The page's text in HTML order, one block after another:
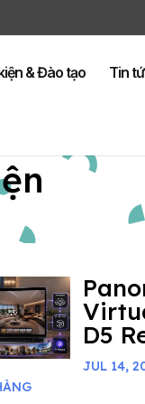
& Đào tạo Tin
D5
JUL 14,